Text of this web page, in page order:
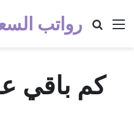
رواتب القائمة بحث عن
كم باقي